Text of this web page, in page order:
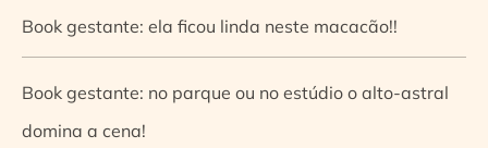
Book gestante: ela ficou linda neste macacão!!
Book gestante: no parque ou no estúdio o alto-astral
domina a cena!